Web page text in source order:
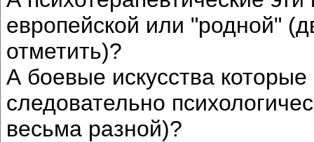
европейской или "родной"
отметить)?
А боевые искусства
следовательно
весьма разной)?